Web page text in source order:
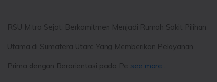
RSU Mitra Sejati Berkomitmen Menjadi Rumah Sakit Pilihan
Utama di Sumatera Utara Yang Memberikan Pelayanan
Prima dengan Berorientasi pada Pe see more...